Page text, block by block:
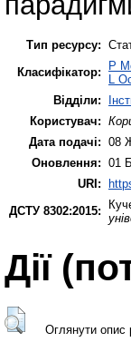
Тип ресурсу:
Класифікатор:
P
L
Відділи:
Користувач:
Дата подачі: 08
Оновлення: 01
URI:
ДСТУ 8302:2015:
Дії
Оглянути опис